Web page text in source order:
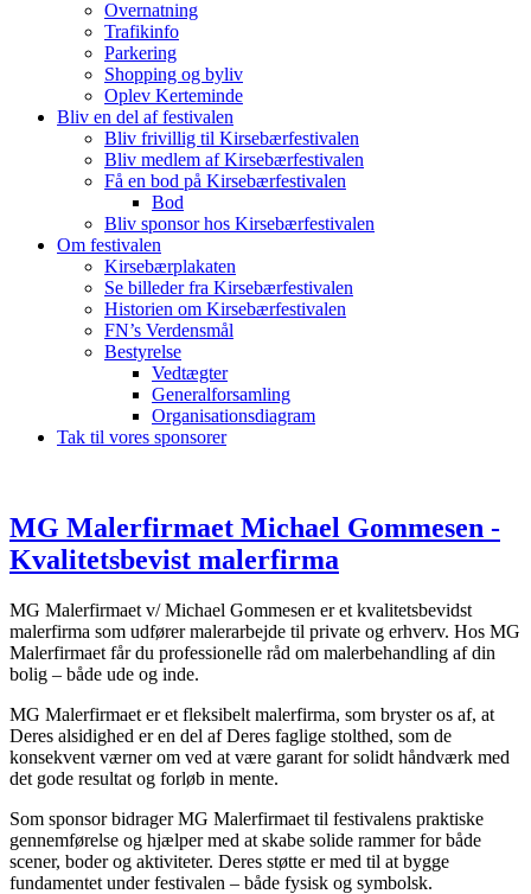
Overnatning
Trafikinfo
Parkering
Shopping og byliv
Oplev Kerteminde
Bliv en del af festivalen
Bliv frivillig til Kirsebærfestivalen
Bliv medlem af Kirsebærfestivalen
Få en bod på Kirsebærfestivalen
Bod
Bliv sponsor hos Kirsebærfestivalen
Om festivalen
Kirsebærplakaten
Se billeder fra Kirsebærfestivalen
Historien om Kirsebærfestivalen
FN’s Verdensmål
Bestyrelse
Vedtægter
Generalforsamling
Organisationsdiagram
Tak til vores sponsorer
MG Malerfirmaet Michael Gommesen -
Kvalitetsbevist malerfirma
MG Malerfirmaet v/ Michael Gommesen er et kvalitetsbevidst
malerfirma som udfører malerarbejde til private og erhverv. Hos MG
Malerfirmaet får du professionelle råd om malerbehandling af din
bolig – både ude og inde.
MG Malerfirmaet er et fleksibelt malerfirma, som bryster os af, at
Deres alsidighed er en del af Deres faglige stolthed, som de
konsekvent værner om ved at være garant for solidt håndværk med
det gode resultat og forløb in mente.
Som sponsor bidrager MG Malerfirmaet til festivalens praktiske
gennemførelse og hjælper med at skabe solide rammer for både
scener, boder og aktiviteter. Deres støtte er med til at bygge
fundamentet under festivalen – både fysisk og symbolsk.